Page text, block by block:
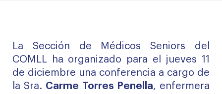
La Sección de Médicos Seniors del
COMLL ha organizado para el jueves 11
de diciembre una conferencia a cargo de
la Sra. Carme Torres Penella, enfermera